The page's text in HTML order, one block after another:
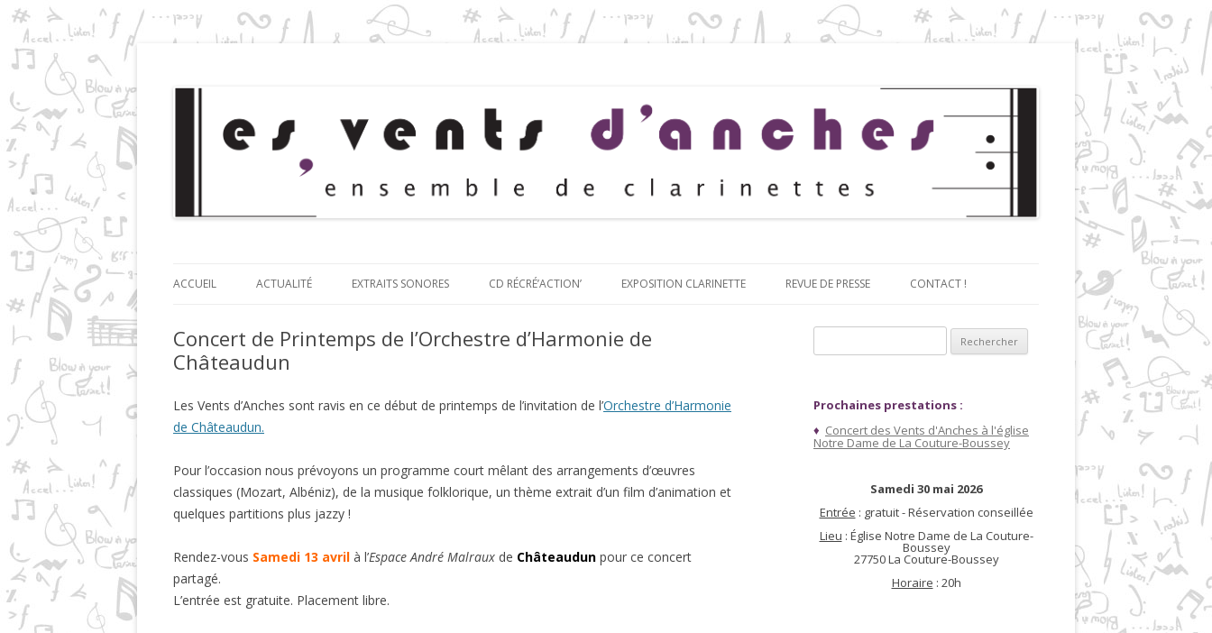
Les Vents d'Anches
ACCUEIL ACTUALITÉ EXTRAITS SONORES CD RÉCRÉ’ACTION’ EXPOSITION CLARINETTE REVUE DE PRESSE CONTACT !
Concert de Printemps de l’Orchestre d’Harmonie de
Châteaudun
Les Vents d’Anches sont ravis en ce début de printemps de l’invitation de l’Orchestre d’Harmonie
de Châteaudun.
Pour l’occasion nous prévoyons un programme court mêlant des arrangements d’œuvres
classiques (Mozart, Albéniz), de la musique folklorique, un thème extrait d’un film d’animation et
quelques partitions plus jazzy !
Rendez-vous Samedi 13 avril à l’Espace André Malraux de Châteaudun pour ce concert
partagé.
L’entrée est gratuite. Placement libre.
Prochaines prestations :
♦ Concert des Vents d'Anches à l'église
Notre Dame de La Couture-Boussey
Samedi 30 mai 2026
Entrée : gratuit - Réservation conseillée
Lieu : Église Notre Dame de La Couture-
Boussey
27750 La Couture-Boussey
Horaire : 20h